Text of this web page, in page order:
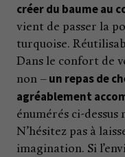
créer du baume au
vient de passer la
turquoise.
Dans le confort de
non – un repas de
agréablement
énumérés ci-dessus
N’hésitez pas à
imagination. Si